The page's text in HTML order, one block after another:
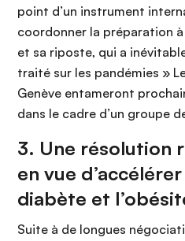
point d’un instrument
coordonner la préparation
et sa riposte, qui a
traité sur les pandémies »
Genève entameront
dans le cadre d’un groupe
3. Une résolution
en vue
diabète et
Suite à de longues